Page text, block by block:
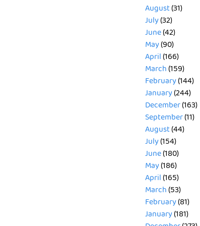
August(31)
July(32)
June(42)
May(90)
April(166)
March(159)
February(144)
January(244)
December(163)
September(11)
August(44)
July(154)
June(180)
May(186)
April(165)
March(53)
February(81)
January(181)